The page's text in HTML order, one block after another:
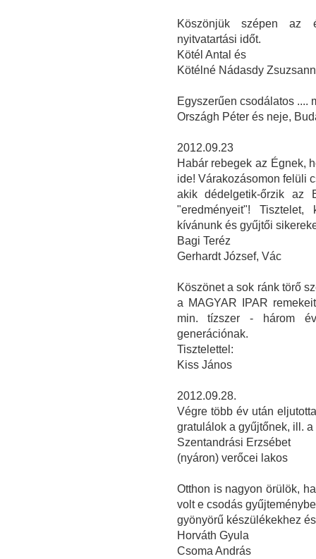
Köszönjük szépen az
nyitvatartási időt.
Kötél Antal és
Kötélné Nádasdy
Egyszerűen csodálatos ....
Országh Péter és neje,
2012.09.23
Habár rebegek az Égnek,
ide! Várakozásomon felüli
akik dédelgetik-őrzik az
"eredményeit"!
kívánunk és gyűjtői
Bagi Teréz
Gerhardt József, Vác
Köszönet a sok ránk törő
a MAGYAR IPAR
min. tízszer - három
generációnak.
Tisztelettel:
Kiss János
2012.09.28.
Végre több év után
gratulálok a gyűjtőnek, ill.
Szentandrási Erzsébet
(nyáron) verőcei lakos
Otthon is nagyon örülök,
volt e csodás
gyönyörű készülékekhez
Horváth Gyula
Csoma András